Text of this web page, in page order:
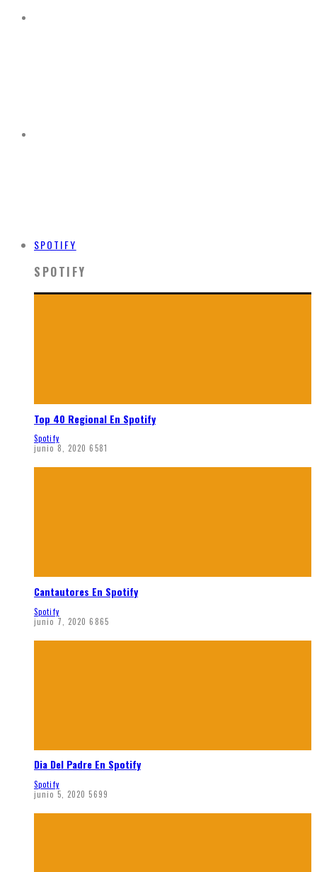
SPOTIFY
SPOTIFY
Top 40 Regional En Spotify
Spotify
junio 8, 2020 6581
Cantautores En Spotify
Spotify
junio 7, 2020 6865
Dia Del Padre En Spotify
Spotify
junio 5, 2020 5699